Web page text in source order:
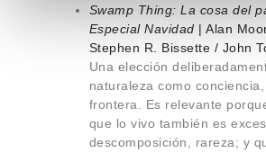
Swamp Thing: La cosa del
Especial Navidad | Alan
Stephen R. Bissette / John
Una elección
naturaleza como conciencia,
frontera. Es relevante
que lo vivo también es
descomposición, rareza; y